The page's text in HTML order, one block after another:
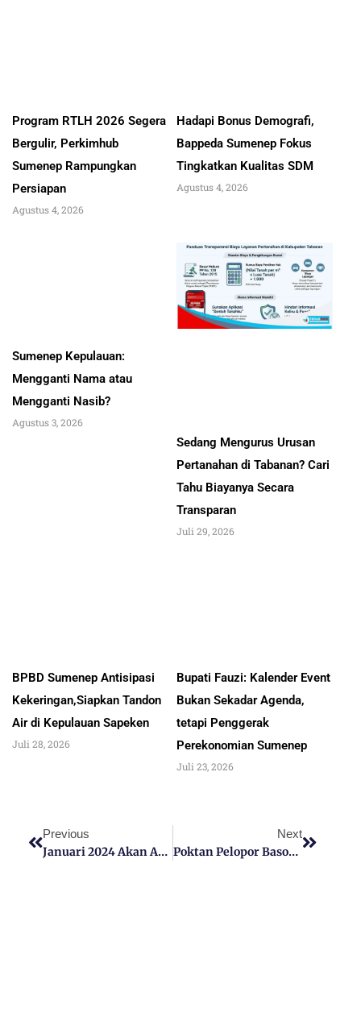
Program RTLH 2026 Segera
Bergulir, Perkimhub
Sumenep Rampungkan
Persiapan
Agustus 4, 2026
Hadapi Bonus Demografi,
Bappeda Sumenep Fokus
Tingkatkan Kualitas SDM
Agustus 4, 2026
Sumenep Kepulauan:
Mengganti Nama atau
Mengganti Nasib?
Agustus 3, 2026
Sedang Mengurus Urusan
Pertanahan di Tabanan? Cari
Tahu Biayanya Secara
Transparan
Juli 29, 2026
BPBD Sumenep Antisipasi
Kekeringan,Siapkan Tandon
Air di Kepulauan Sapeken
Juli 28, 2026
Bupati Fauzi: Kalender Event
Bukan Sekadar Agenda,
tetapi Penggerak
Perekonomian Sumenep
Juli 23, 2026
Previous
Januari 2024 Akan Ada Penambahan 3 OPD
Next
Poktan Pelopor Basoka Sumenep,Berhasil Meningkatkan Produktivitas Bawang Merah Upland Projek 2023